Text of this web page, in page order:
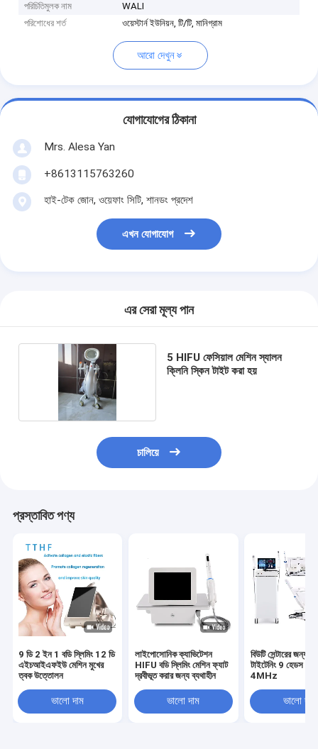
পরিচিতিমুলক নাম
WALI
পরিশোধের শর্ত
ওয়েস্টার্ন ইউনিয়ন, টি/টি, মানিগ্রাম
আরো দেখুন
যোগাযোগের ঠিকানা
Mrs. Alesa Yan
+8613115763260
হাই-টেক জোন, ওয়েফাং সিটি, শানডং প্রদেশ
এখন যোগাযোগ
এর সেরা মূল্য পান
5 HIFU ফেসিয়াল মেশিন স্যালন
ক্লিনি স্কিন টাইট করা হয়
চালিয়ে
প্রস্তাবিত পণ্য
9 ডি 2 ইন 1 বডি স্লিমিং 12 ডি
এইচআইএফইউ মেশিন মুখের
ত্বক উত্তোলন
ভালো দাম
লাইপোসোনিক ক্যাভিটেশন
HIFU বডি স্লিমিং মেশিন ফ্যাট
দ্রবীভূত করার জন্য ব্যথাহীন
ভালো দাম
বিউটি সেন্টারের জন্য
টাইটেনিং 9 হেডস
4MHz
ভালো দাম